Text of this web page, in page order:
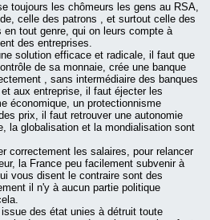
toujours les chômeurs les gens au RSA,
celle des patrons , et surtout celle des
en tout genre, qui on leurs compte à
des entreprises.
solution efficace et radicale, il faut que
de sa monnaie, crée une banque
, sans intermédiaire des banques
aux entreprise, il faut éjecter les
économique, un protectionnisme
prix, il faut retrouver une autonomie
la globalisation et la mondialisation sont
correctement les salaires, pour relancer
la France peu facilement subvenir à
vous disent le contraire sont des
il n'y à aucun partie politique
des état unies à détruit toute